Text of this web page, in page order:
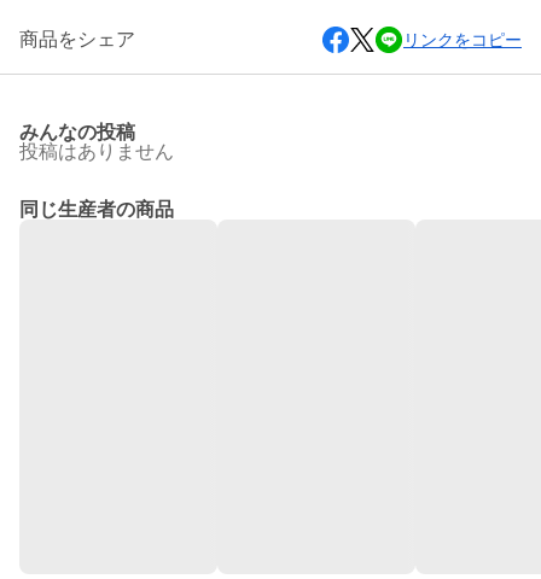
商品をシェア リンクをコピー
みんなの投稿
投稿はありません
同じ生産者の商品